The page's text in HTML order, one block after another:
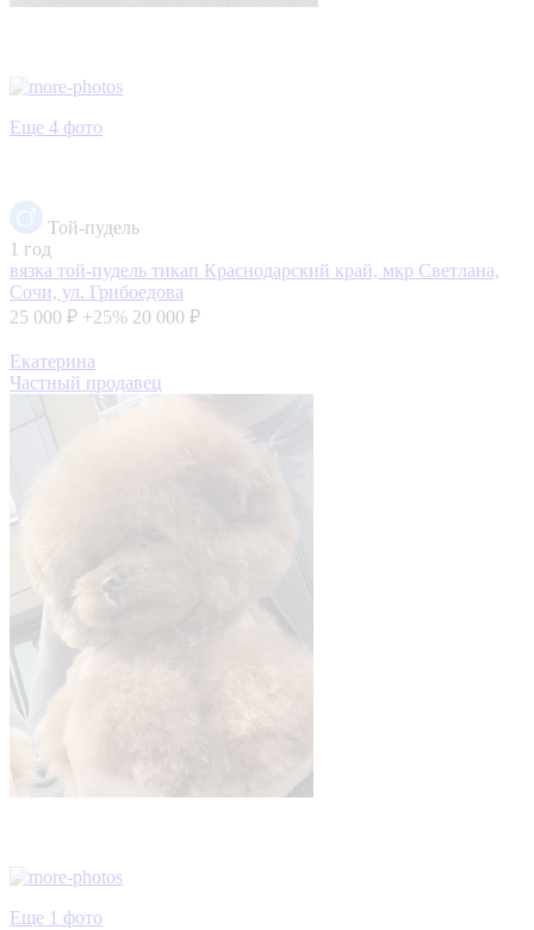
Еще 4 фото
Той-пудель
1 год
вязка той-пудель тикап Краснодарский край, мкр Светлана,
Сочи, ул. Грибоедова
25 000 ₽ +25% 20 000 ₽
Екатерина
Частный продавец
Еще 1 фото